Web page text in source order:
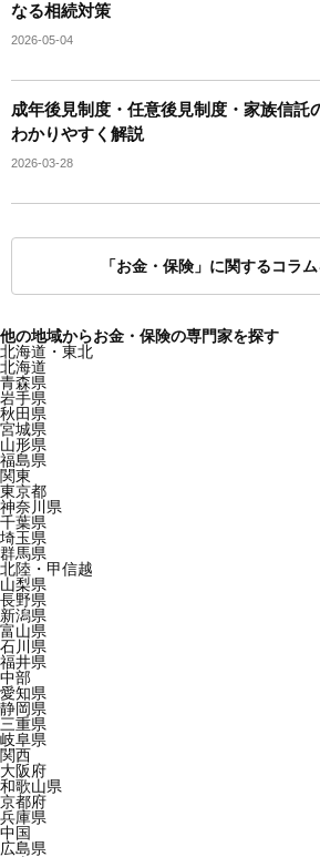
なる相続対策
2026-05-04
成年後見制度・任意後見制度・家族信託
わかりやすく解説
2026-03-28
「お金・保険」に関するコラ
他の地域からお金・保険の専門家を探す
北海道・東北
北海道
青森県
岩手県
秋田県
宮城県
山形県
福島県
関東
東京都
神奈川県
千葉県
埼玉県
群馬県
北陸・甲信越
山梨県
長野県
新潟県
富山県
石川県
福井県
中部
愛知県
静岡県
三重県
岐阜県
関西
大阪府
和歌山県
京都府
兵庫県
中国
広島県